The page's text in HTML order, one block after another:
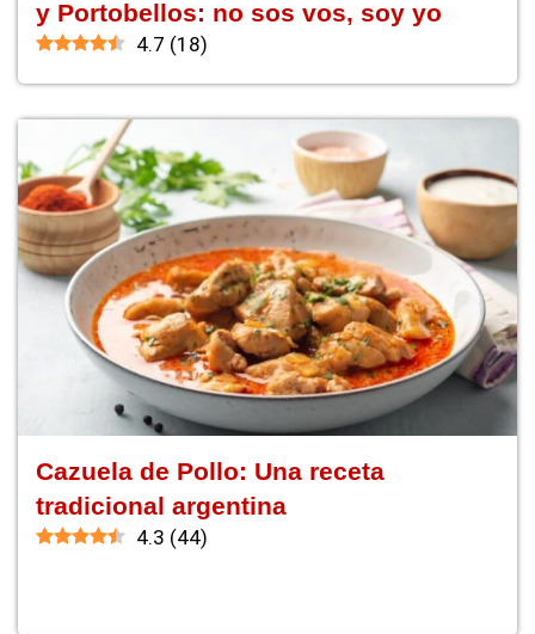
y Portobellos: no sos vos, soy yo
4.7 (18)
Cazuela de Pollo: Una receta
tradicional argentina
4.3 (44)